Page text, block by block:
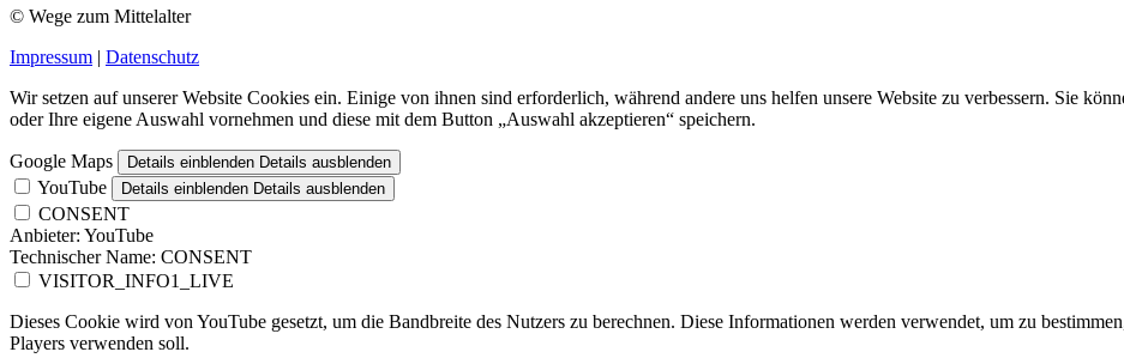
© Wege zum Mittelalter
Impressum | Datenschutz
Wir setzen auf unserer Website Cookies ein. Einige von ihnen sind erforderlich, während andere uns helfen unsere Website zu verbessern. Sie
oder Ihre eigene Auswahl vornehmen und diese mit dem Button „Auswahl akzeptieren“ speichern.
Google Maps Details einblenden Details ausblenden
YouTube Details einblenden Details ausblenden
CONSENT
Anbieter: YouTube
Technischer Name: CONSENT
VISITOR_INFO1_LIVE
Dieses Cookie wird von YouTube gesetzt, um die Bandbreite des Nutzers zu berechnen. Diese Informationen werden verwendet, um zu
Players verwenden soll.